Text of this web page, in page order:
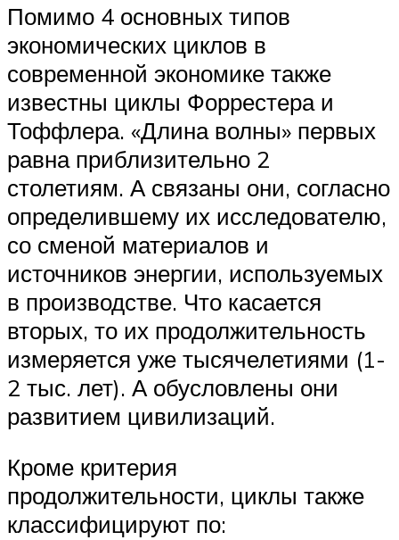
Помимо 4 основных типов
экономических циклов в
современной экономике также
известны циклы Форрестера и
Тоффлера. «Длина волны» первых
равна приблизительно 2
столетиям. А связаны они, согласно
определившему их исследователю,
со сменой материалов и
источников энергии, используемых
в производстве. Что касается
вторых, то их продолжительность
измеряется уже тысячелетиями (1-
2 тыс. лет). А обусловлены они
развитием цивилизаций.
Кроме критерия
продолжительности, циклы также
классифицируют по: